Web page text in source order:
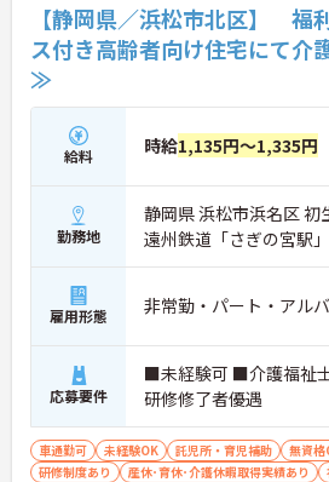
【静岡県／浜松市北区】 福
ス付き高齢者向け住宅にて介
≫
給料 時給1,135円～1,335円
勤務地
静岡県 浜松市浜名区 初
遠州鉄道「さぎの宮駅
雇用形態 非常勤・パート・アル
応募要件
■未経験可 ■介護福祉
研修修了者優遇
車通勤可 未経験OK 託児所・育児補助 無資格
研修制度あり
産休･育休･介護休暇取得実績あり